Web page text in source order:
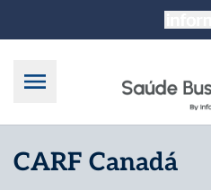
CARF Canadá